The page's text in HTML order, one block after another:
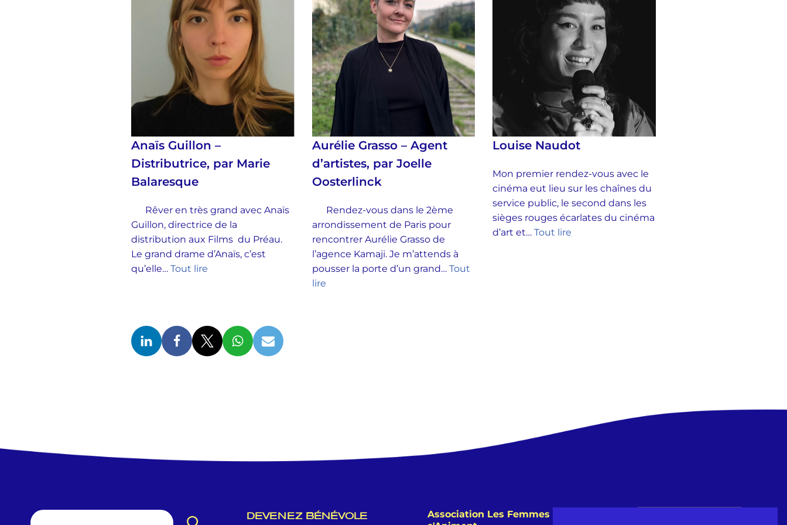
Anaïs Guillon –
Distributrice, par Marie
Balaresque
Rêver en très grand avec Anaïs
Guillon, directrice de la
distribution aux Films du Préau.
Le grand drame d’Anaïs, c’est
qu’elle… Tout lire
Aurélie Grasso – Agent
d’artistes, par Joelle
Oosterlinck
Rendez-vous dans le 2ème
arrondissement de Paris pour
rencontrer Aurélie Grasso de
l’agence Kamaji. Je m’attends à
pousser la porte d’un grand… Tout
lire
Louise Naudot
Mon premier rendez-vous avec le
cinéma eut lieu sur les chaînes du
service public, le second dans les
sièges rouges écarlates du cinéma
d’art et…Tout lire
DEVENEZ BÉNÉVOLE
Association Les Femmes